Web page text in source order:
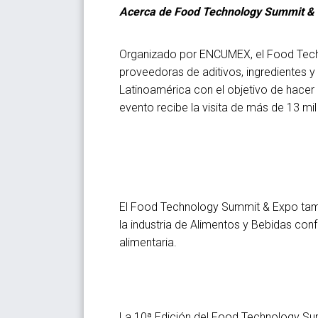
Acerca de Food Technology Summit &
Organizado por ENCUMEX, el Food
proveedoras de aditivos, ingredientes
Latinoamérica con el objetivo de
evento recibe la visita de más de 13
El Food Technology Summit & Expo
la industria de Alimentos y Bebidas
alimentaria.